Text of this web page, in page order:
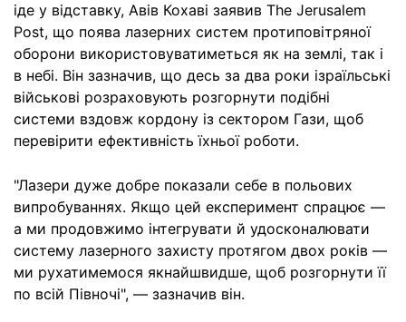
іде у відставку, Авів Кохаві заявив The Jerusalem
Post, що поява лазерних систем протиповітряної
оборони використовуватиметься як на землі, так і
в небі. Він зазначив, що десь за два роки ізраїльські
військові розраховують розгорнути подібні
системи вздовж кордону із сектором Гази, щоб
перевірити ефективність їхньої роботи.
"Лазери дуже добре показали себе в польових
випробуваннях. Якщо цей експеримент спрацює —
а ми продовжимо інтегрувати й удосконалювати
систему лазерного захисту протягом двох років —
ми рухатимемося якнайшвидше, щоб розгорнути її
по всій Півночі", — зазначив він.